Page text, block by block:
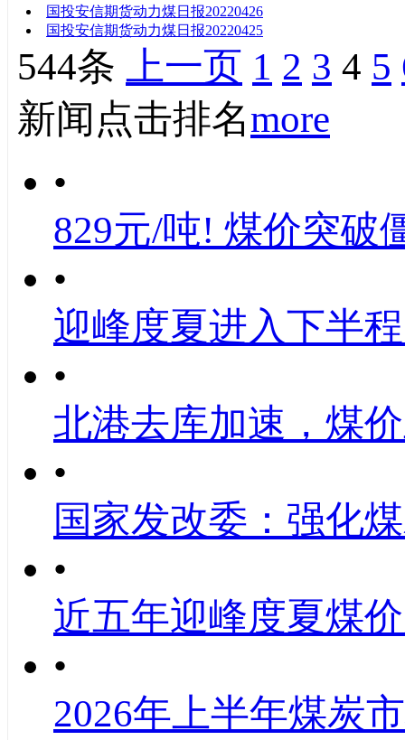
国投安信期货动力煤日报20220426
国投安信期货动力煤日报20220425
544条 上一页 1 2 3 4 5
新闻点击排名more
•
829元/吨! 煤价突破
•
迎峰度夏进入下半
•
北港去库加速，煤
•
国家发改委：强化
•
近五年迎峰度夏煤
•
2026年上半年煤炭